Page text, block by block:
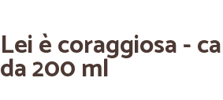
Lei è coraggiosa -
da 200 ml